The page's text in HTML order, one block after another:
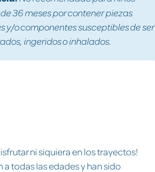
36 meses por contener piezas
y/o componentes susceptibles de ser
ingeridos o inhalados.
ni siquiera en los trayectos!
todas las edades y han sido